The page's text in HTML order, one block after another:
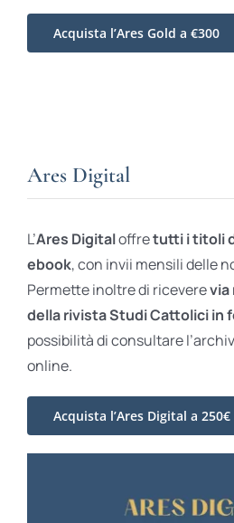
Acquista l’Ares Gold a €300
Ares Digital
L’Ares Digitaloffretutti i titoli
ebook, con invii mensili delle
Permette inoltre di riceverevia
della rivista Studi Cattolici in
possibilità di consultare
online.
Acquista l’Ares Digital a 250€